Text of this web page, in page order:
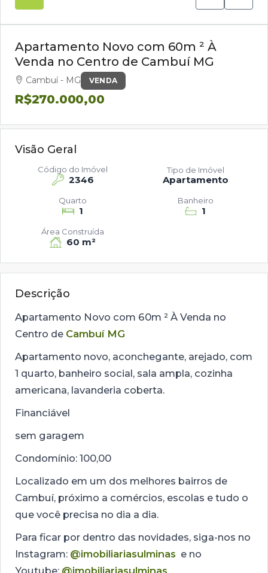
VENDA
Apartamento Novo com 60m ² À
Venda no Centro de Cambuí MG
Cambuí - MG
R$270.000,00
Visão Geral
2346
Código do Imóvel
Apartamento
Tipo de Imóvel
1
Quarto
1
Banheiro
60 m²
Área Construída
Descrição
Apartamento Novo com 60m ² À Venda no
Centro de Cambuí MG
Apartamento novo, aconchegante, arejado, com
1 quarto, banheiro social, sala ampla, cozinha
americana, lavanderia coberta.
Financiável
sem garagem
Condomínio: 100,00
Localizado em um dos melhores bairros de
Cambuí, próximo a comércios, escolas e tudo o
que você precisa no dia a dia.
Para ficar por dentro das novidades, siga-nos no
Instagram: @imobiliariasulminas e no
Youtube: @imobiliariasulminas